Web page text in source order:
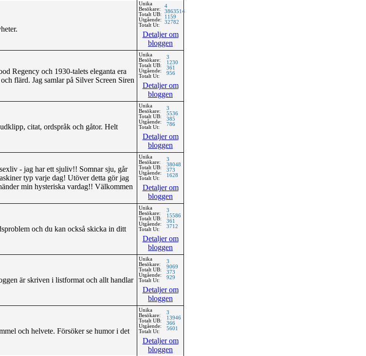
Unika
Besökare:
Totalt UB:
Utgående:
Totalt Ut:
4
3863514
1159
32782
Detaljer om
bloggen
Regency och 1930-talets eleganta era
flärd. Jag samlar på Silver Screen Siren
Unika
Besökare:
Totalt UB:
Utgående:
Totalt Ut:
3
1230
361
956
Detaljer om
bloggen
citat, ordspråk och gåtor. Helt
Unika
Besökare:
Totalt UB:
Utgående:
Totalt Ut:
3
5536
385
786
Detaljer om
bloggen
- jag har ett sjuliv!! Somnar sju, går
typ varje dag! Utöver detta gör jag
min hysteriska vardag!! Välkommen
Unika
Besökare:
Totalt UB:
Utgående:
Totalt Ut:
3
38048
373
1628
Detaljer om
bloggen
och du kan också skicka in ditt
Unika
Besökare:
Totalt UB:
Utgående:
Totalt Ut:
3
15586
361
3712
Detaljer om
bloggen
är skriven i listformat och allt handlar
Unika
Besökare:
Totalt UB:
Utgående:
Totalt Ut:
3
9069
373
929
Detaljer om
bloggen
och helvete. Försöker se humor i det
Unika
Besökare:
Totalt UB:
Utgående:
Totalt Ut:
3
13946
366
5601
Detaljer om
bloggen